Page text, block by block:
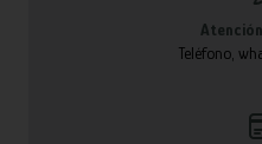
Teléfono,